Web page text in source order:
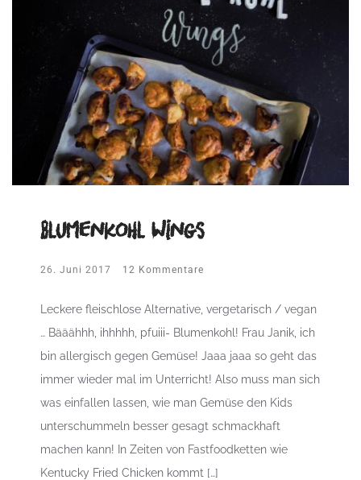
Blumenkohl Wings
26. Juni 2017 12 Kommentare
Leckere fleischlose Alternative, vergetarisch / vegan
… Bääähhh, ihhhhh, pfuiii- Blumenkohl! Frau Janik, ich
bin allergisch gegen Gemüse! Jaaa jaaa so geht das
immer wieder mal im Unterricht! Also muss man sich
was einfallen lassen, wie man Gemüse den Kids
unterschummeln besser gesagt schmackhaft
machen kann! In Zeiten von Fastfoodketten wie
Kentucky Fried Chicken kommt […]